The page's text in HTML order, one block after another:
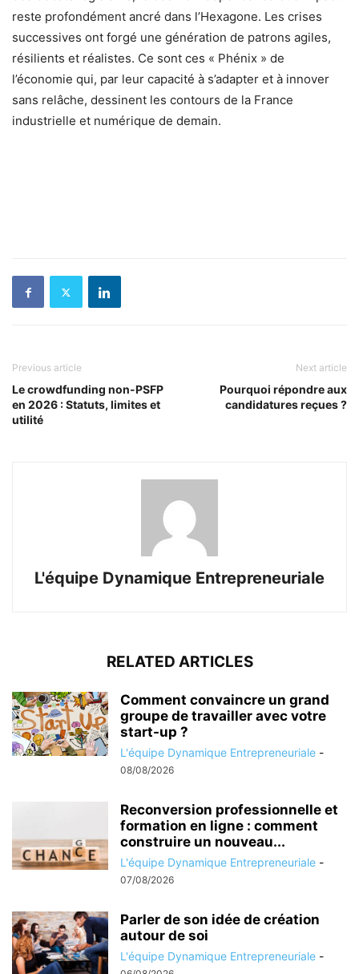
reste profondément ancré dans l’Hexagone. Les crises
successives ont forgé une génération de patrons agiles,
résilients et réalistes. Ce sont ces « Phénix » de
l’économie qui, par leur capacité à s’adapter et à innover
sans relâche, dessinent les contours de la France
industrielle et numérique de demain.
Previous article
Le crowdfunding non-PSFP
en 2026 : Statuts, limites et
utilité
Next article
Pourquoi répondre aux
candidatures reçues ?
L'équipe Dynamique Entrepreneuriale
RELATED ARTICLES
Comment convaincre un grand
groupe de travailler avec votre
start-up ?
L'équipe Dynamique Entrepreneuriale -
08/08/2026
Reconversion professionnelle et
formation en ligne : comment
construire un nouveau...
L'équipe Dynamique Entrepreneuriale -
07/08/2026
Parler de son idée de création
autour de soi
L'équipe Dynamique Entrepreneuriale -